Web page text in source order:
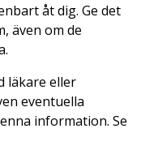
åt dig. Ge det
även om de
läkare eller
eventuella
information. Se